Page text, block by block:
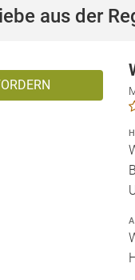
aus der